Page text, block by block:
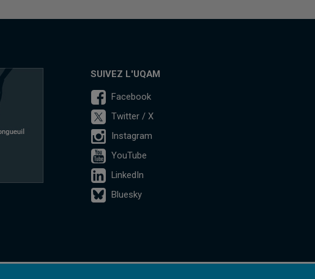
SUIVEZ L'UQAM
Facebook
Twitter / X
Instagram
YouTube
LinkedIn
Bluesky